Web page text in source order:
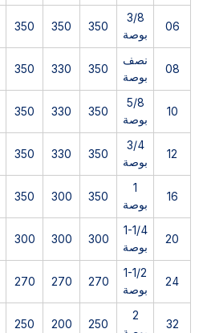
06
3/8
بوصة
350
350
350
08
نصف
بوصة
350
330
350
10
5/8
بوصة
350
330
350
12
3/4
بوصة
350
330
350
16
1
بوصة
350
300
350
20
1-1/4
بوصة
300
300
300
24
1-1/2
بوصة
270
270
270
32
2
250
200
250